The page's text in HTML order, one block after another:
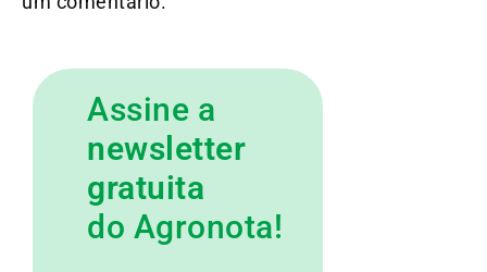
Assine a
newsletter
gratuita
do Agronota!